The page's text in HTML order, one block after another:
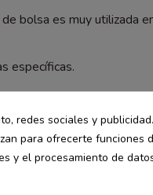
bolsa es muy utilizada
específicas.
redes sociales y publicidad.
para ofrecerte funciones
y el procesamiento de